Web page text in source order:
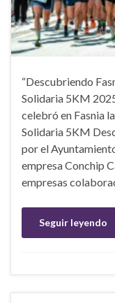
“Descubriendo
Solidaria 5KM
celebró en Fasnia
Solidaria 5KM
por el
empresa Conchip
empresas
Seguir leyendo